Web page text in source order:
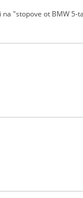
"stopove ot BMW 5-